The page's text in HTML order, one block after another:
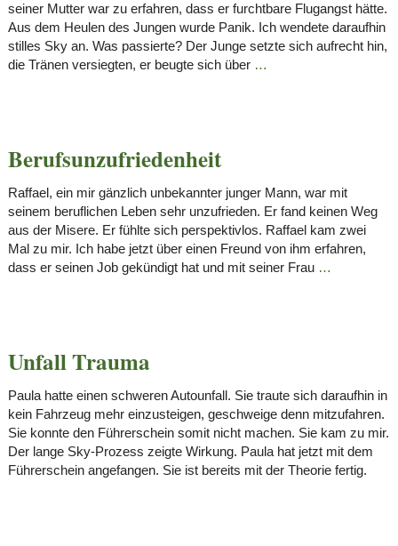
seiner Mutter war zu erfahren, dass er furchtbare Flugangst hätte.
Aus dem Heulen des Jungen wurde Panik. Ich wendete daraufhin
stilles Sky an. Was passierte? Der Junge setzte sich aufrecht hin,
die Tränen versiegten, er beugte sich über …
Berufsunzufriedenheit
Raffael, ein mir gänzlich unbekannter junger Mann, war mit
seinem beruflichen Leben sehr unzufrieden. Er fand keinen Weg
aus der Misere. Er fühlte sich perspektivlos. Raffael kam zwei
Mal zu mir. Ich habe jetzt über einen Freund von ihm erfahren,
dass er seinen Job gekündigt hat und mit seiner Frau …
Unfall Trauma
Paula hatte einen schweren Autounfall. Sie traute sich daraufhin in
kein Fahrzeug mehr einzusteigen, geschweige denn mitzufahren.
Sie konnte den Führerschein somit nicht machen. Sie kam zu mir.
Der lange Sky-Prozess zeigte Wirkung. Paula hat jetzt mit dem
Führerschein angefangen. Sie ist bereits mit der Theorie fertig.